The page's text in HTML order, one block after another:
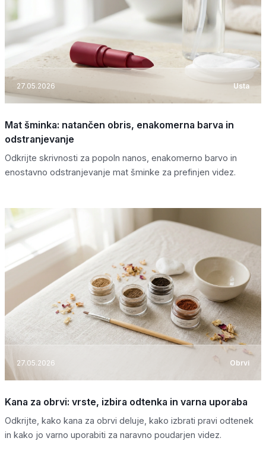
27.05.2026 Usta
Mat šminka: natančen obris, enakomerna barva in
odstranjevanje
Odkrijte skrivnosti za popoln nanos, enakomerno barvo in
enostavno odstranjevanje mat šminke za prefinjen videz.
27.05.2026 Obrvi
Kana za obrvi: vrste, izbira odtenka in varna uporaba
Odkrijte, kako kana za obrvi deluje, kako izbrati pravi odtenek
in kako jo varno uporabiti za naravno poudarjen videz.